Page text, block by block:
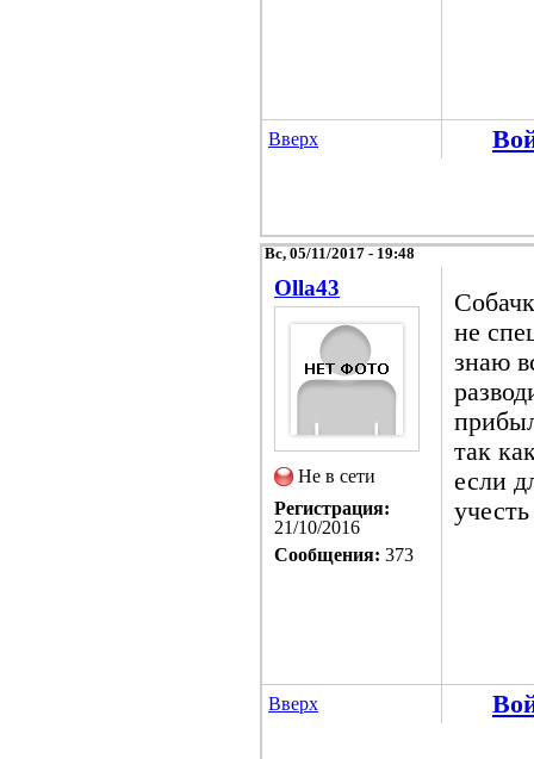
Вверх
Вс, 05/11/2017 - 19:48
Olla43
Не в сети
Регистрация:
21/10/2016
Сообщения: 373
не
знаю
так
если
Вверх